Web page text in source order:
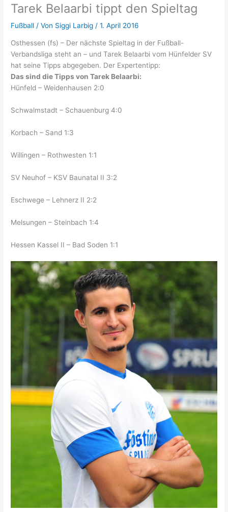
Tarek Belaarbi tippt den Spieltag
Fußball / Von Siggi Larbig /1. April 2016
Osthessen (fs) – Der nächste Spieltag in der Fußball-
Verbandsliga steht an – und Tarek Belaarbi vom Hünfelder SV
hat seine Tipps abgegeben. Der Expertentipp:
Das sind die Tipps von Tarek Belaarbi:
Hünfeld – Weidenhausen 2:0
Schwalmstadt – Schauenburg 4:0
Korbach – Sand 1:3
Willingen – Rothwesten 1:1
SV Neuhof – KSV Baunatal II 3:2
Eschwege – Lehnerz II 2:2
Melsungen – Steinbach 1:4
Hessen Kassel II – Bad Soden 1:1